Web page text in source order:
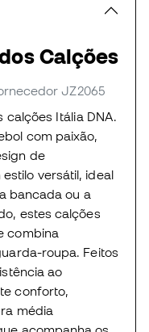
Calções
JZ2065
calções Itália DNA.
com paixão,
de
versátil, ideal
bancada ou a
estes calções
combina
roupa. Feitos
ao
conforto,
média